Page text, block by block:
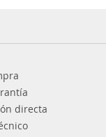
directa